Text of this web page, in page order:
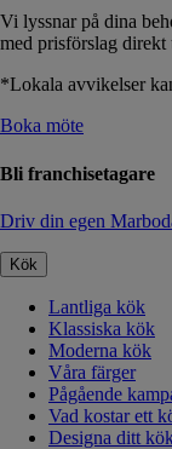
Vi lyssnar på dina
med prisförslag direkt
*Lokala avvikelser
Boka möte
Bli franchisetagare
Driv din egen
Kök
Lantliga kök
Klassiska kök
Moderna kök
Våra färger
Pågående
Vad kostar ett
Designa ditt